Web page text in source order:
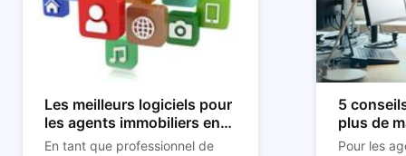
Les meilleurs logiciels pour
les agents immobiliers en
2026
En tant que professionnel de
5
plus de
Pour les